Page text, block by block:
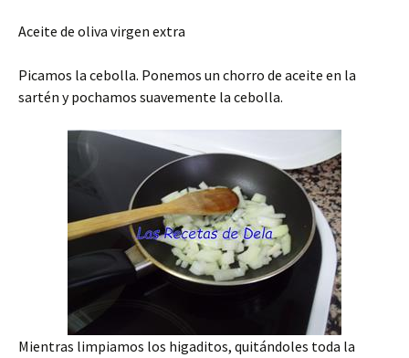
Aceite de oliva virgen extra
Picamos la cebolla. Ponemos un chorro de aceite en la
sartén y pochamos suavemente la cebolla.
Mientras limpiamos los higaditos, quitándoles toda la